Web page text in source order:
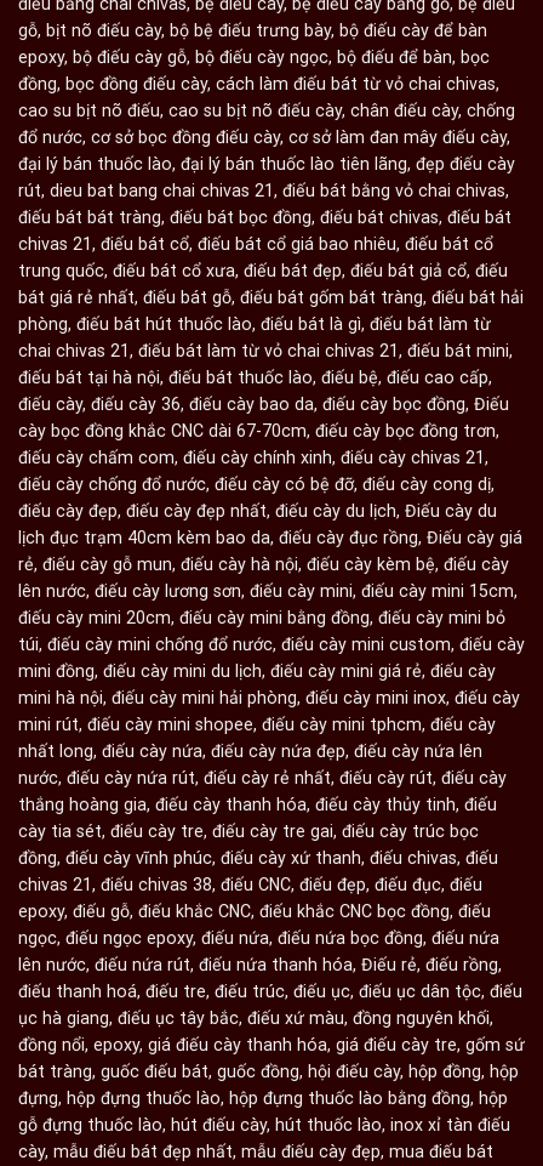
gỗ, bịt nõ điếu cày, bộ bệ điếu trưng bày, bộ điếu cày để bàn
epoxy, bộ điếu cày gỗ, bộ điếu cày ngọc, bộ điếu để bàn, bọc
đồng, bọc đồng điếu cày, cách làm điếu bát từ vỏ chai chivas,
cao su bịt nõ điếu, cao su bịt nõ điếu cày, chân điếu cày, chống
đổ nước, cơ sở bọc đồng điếu cày, cơ sở làm đan mây điếu cày,
đại lý bán thuốc lào, đại lý bán thuốc lào tiên lãng, đẹp điếu cày
rút, dieu bat bang chai chivas 21, điếu bát bằng vỏ chai chivas,
điếu bát bát tràng, điếu bát bọc đồng, điếu bát chivas, điếu bát
chivas 21, điếu bát cổ, điếu bát cổ giá bao nhiêu, điếu bát cổ
trung quốc, điếu bát cổ xưa, điếu bát đẹp, điếu bát giả cổ, điếu
bát giá rẻ nhất, điếu bát gỗ, điếu bát gốm bát tràng, điếu bát hải
phòng, điếu bát hút thuốc lào, điếu bát là gì, điếu bát làm từ
chai chivas 21, điếu bát làm từ vỏ chai chivas 21, điếu bát mini,
điếu bát tại hà nội, điếu bát thuốc lào, điếu bệ, điếu cao cấp,
điếu cày, điếu cày 36, điếu cày bao da, điếu cày bọc đồng, Điếu
cày bọc đồng khắc CNC dài 67-70cm, điếu cày bọc đồng trơn,
điếu cày chấm com, điếu cày chính xinh, điếu cày chivas 21,
điếu cày chống đổ nước, điếu cày có bệ đỡ, điếu cày cong dị,
điếu cày đẹp, điếu cày đẹp nhất, điếu cày du lịch, Điếu cày du
lịch đục trạm 40cm kèm bao da, điếu cày đục rồng, Điếu cày giá
rẻ, điếu cày gỗ mun, điếu cày hà nội, điếu cày kèm bệ, điếu cày
lên nước, điếu cày lương sơn, điếu cày mini, điếu cày mini 15cm,
điếu cày mini 20cm, điếu cày mini bằng đồng, điếu cày mini bỏ
túi, điếu cày mini chống đổ nước, điếu cày mini custom, điếu cày
mini đồng, điếu cày mini du lịch, điếu cày mini giá rẻ, điếu cày
mini hà nội, điếu cày mini hải phòng, điếu cày mini inox, điếu cày
mini rút, điếu cày mini shopee, điếu cày mini tphcm, điếu cày
nhất long, điếu cày nứa, điếu cày nứa đẹp, điếu cày nứa lên
nước, điếu cày nứa rút, điếu cày rẻ nhất, điếu cày rút, điếu cày
thắng hoàng gia, điếu cày thanh hóa, điếu cày thủy tinh, điếu
cày tia sét, điếu cày tre, điếu cày tre gai, điếu cày trúc bọc
đồng, điếu cày vĩnh phúc, điếu cày xứ thanh, điếu chivas, điếu
chivas 21, điếu chivas 38, điếu CNC, điếu đẹp, điếu đục, điếu
epoxy, điếu gỗ, điếu khắc CNC, điếu khắc CNC bọc đồng, điếu
ngọc, điếu ngọc epoxy, điếu nứa, điếu nứa bọc đồng, điếu nứa
lên nước, điếu nứa rút, điếu nứa thanh hóa, Điếu rẻ, điếu rồng,
điếu thanh hoá, điếu tre, điếu trúc, điếu ục, điếu ục dân tộc, điếu
ục hà giang, điếu ục tây bắc, điếu xứ màu, đồng nguyên khối,
đồng nổi, epoxy, giá điếu cày thanh hóa, giá điếu cày tre, gốm sứ
bát tràng, guốc điếu bát, guốc đồng, hội điếu cày, hộp đồng, hộp
đựng, hộp đựng thuốc lào, hộp đựng thuốc lào bằng đồng, hộp
gỗ đựng thuốc lào, hút điếu cày, hút thuốc lào, inox xỉ tàn điếu
cày, mẫu điếu bát đẹp nhất, mẫu điếu cày đẹp, mua điếu bát